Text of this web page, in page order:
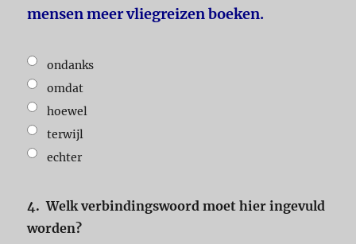
mensen meer vliegreizen boeken.
ondanks
omdat
hoewel
terwijl
echter
4. Welk verbindingswoord moet hier ingevuld
worden?